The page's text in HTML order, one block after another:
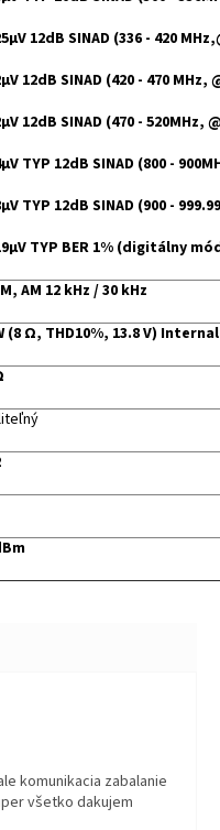
12dB SINAD (336 - 420
12dB SINAD (420 - 470 MHz,
12dB SINAD (470 - 520MHz,
TYP 12dB SINAD (800 -
TYP 12dB SINAD (900 -
TYP BER 1% (digitálny
AM 12 kHz / 30 kHz
(8 Ω, THD10%, 13.8 V)
5 z 5 hviezdičiek.
komunikacia zabalanie
všetko dakujem